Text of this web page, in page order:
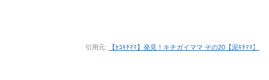
引用元: 【ｾｺｷﾁﾏﾏ】発見！キチガイママ その20【泥ｷﾁﾏﾏ】